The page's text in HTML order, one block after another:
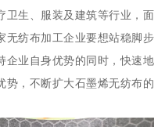
卫生、服装及建筑等行业，面
无纺布加工企业要想站稳脚步
企业自身优势的同时，快速地
势，不断扩大石墨烯无纺布的